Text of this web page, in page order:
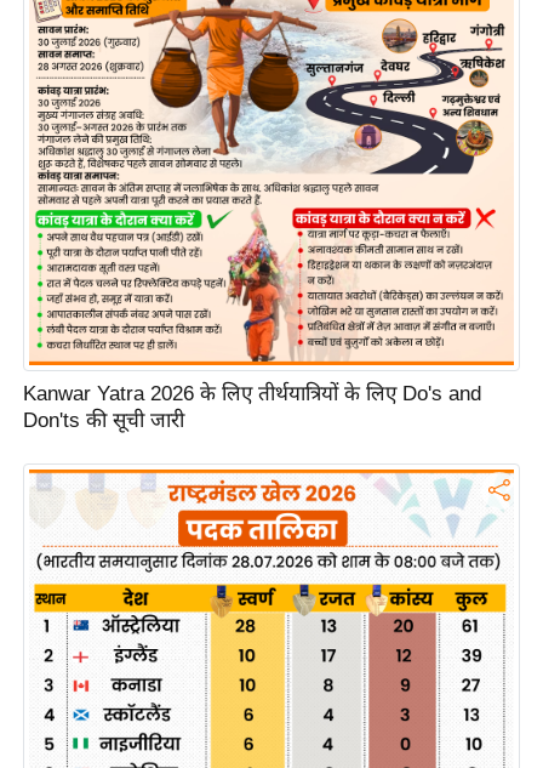
B
e
a
k
n
g
N
e
w
s
ला
इ
फ
स्टा
इ
ल
टे
क्नॉ
लॉ
जी
ब्यू
Kanwar Yatra 2026 के लिए तीर्थयात्रियों के लिए Do's and
Don'ts की सूची जारी